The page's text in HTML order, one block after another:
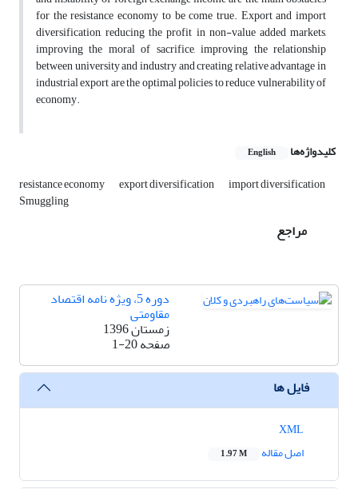
for the resistance economy to be come true. Export and import
diversification, reducing the profit in non-value added markets,
improving the moral of sacrifice, improving the relationship
between university and industry and creating relative advantage in
industrial export are the optimal policies to reduce vulnerability of
economy.
کلیدواژه‌ها English
resistance economy export diversification import diversification
Smuggling
مراجع
دوره 5، ویژه نامه اقتصاد
مقاومتی
زمستان 1396
صفحه1-20
فایل ها
اصل مقاله
1.97 M